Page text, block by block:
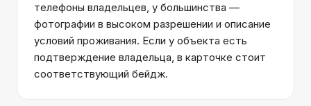
телефоны владельцев, у большинства —
фотографии в высоком разрешении и описание
условий проживания. Если у объекта есть
подтверждение владельца, в карточке стоит
соответствующий бейдж.